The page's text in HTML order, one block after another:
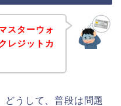
スターウォ
レジットカ
どうして、普段は問題